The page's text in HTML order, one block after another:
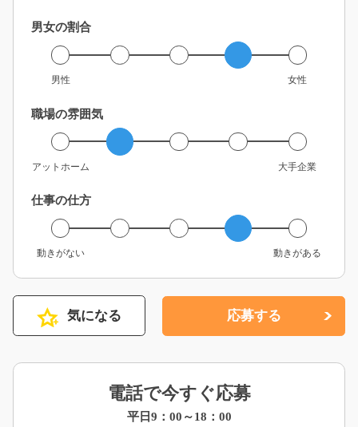
男女の割合
男性 女性
職場の雰囲気
アットホーム 大手企業
仕事の仕方
動きがない 動きがある
気になる 応募する
電話で今すぐ応募
平日9：00～18：00